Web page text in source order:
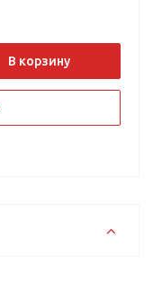
В корзину